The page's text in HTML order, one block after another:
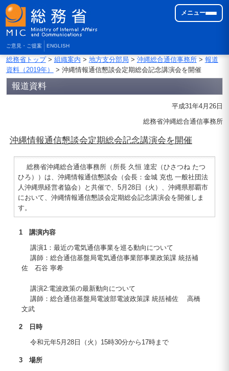
ご意見・ご提案 ENGLISH
メニュー
総務省トップ> 組織案内 > 地方支分部局 > 沖縄総合通信事務所> 報道
資料（2019年）
> 沖縄情報通信懇談会定期総会記念講演会を開催
報道資料
平成31年4月26日
総務省沖縄総合通信事務所
沖縄情報通信懇談会定期総会記念講演会を開催
総務省沖縄総合通信事務所（所長 久恒 達宏（ひさつね たつ
ひろ））は、沖縄情報通信懇談会（会長：金城 克也 一般社団法
人沖縄県経営者協会）と共催で、5月28日（火）、沖縄県那覇市
において、沖縄情報通信懇談会定期総会記念講演会を開催しま
す。
1 講演内容
講演1：最近の電気通信事業を巡る動向について
講師：総合通信基盤局電気通信事業部事業政策課 統括補
佐 石谷 寧希
講演2:電波政策の最新動向について
講師：総合通信基盤局電波部電波政策課 統括補佐 高橋
文武
2 日時
令和元年5月28日（火）15時30分から17時まで
3 場所